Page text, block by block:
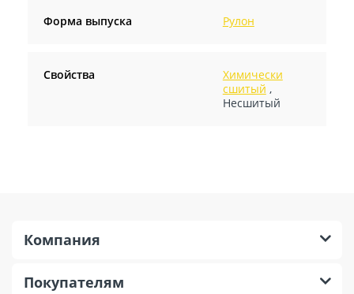
Форма выпуска Рулон
Свойства
Химически
сшитый ,
Несшитый
Компания
Покупателям